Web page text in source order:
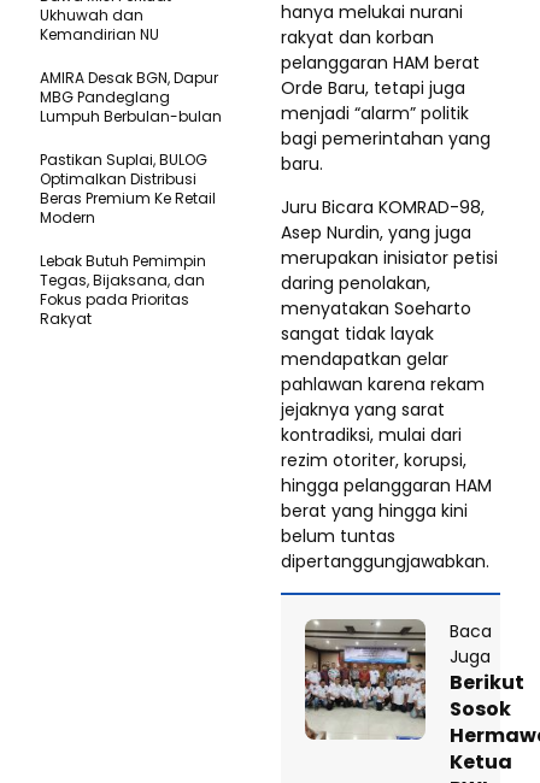
hanya melukai nurani
rakyat dan korban
pelanggaran HAM berat
Orde Baru, tetapi juga
menjadi “alarm” politik
bagi pemerintahan yang
baru.
Juru Bicara KOMRAD-98,
Asep Nurdin, yang juga
merupakan inisiator petisi
daring penolakan,
menyatakan Soeharto
sangat tidak layak
mendapatkan gelar
pahlawan karena rekam
jejaknya yang sarat
kontradiksi, mulai dari
rezim otoriter, korupsi,
hingga pelanggaran HAM
berat yang hingga kini
belum tuntas
dipertanggungjawabkan.
Baca
Juga
Berikut
Sosok
Ketua
Ukhuwah dan
Kemandirian NU
AMIRA Desak BGN, Dapur
MBG Pandeglang
Lumpuh Berbulan-bulan
Pastikan SupIai, BULOG
Optimalkan Distribusi
Beras Premium Ke Retail
Modern
Lebak Butuh Pemimpin
Tegas, Bijaksana, dan
Fokus pada Prioritas
Rakyat